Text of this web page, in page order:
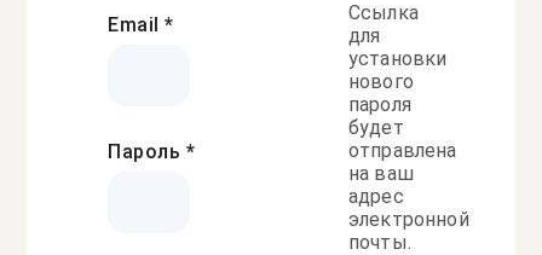
Email*
Пароль *
Ссылка
для
установки
нового
пароля
будет
отправлена
​​на ваш
адрес
электронной
почты.